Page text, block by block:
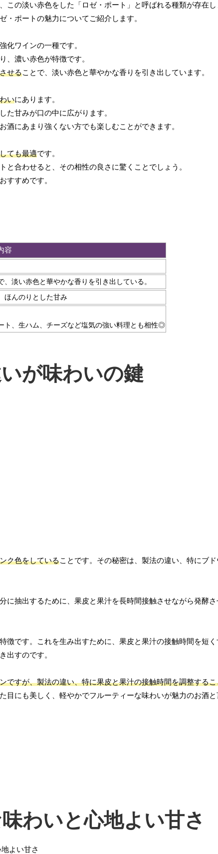
この淡い赤色をした「ロゼ・ポート」と呼ばれる種類が存在
・ポートの魅力についてご紹介します。
化ワインの一種です。
、濃い赤色が特徴です。
せることで、淡い赤色と華やかな香りを引き出しています。
いにあります。
た甘みが口の中に広がります。
にあまり強くない方でも楽しむことができます。
ても最適です。
合わせると、その相性の良さに驚くことでしょう。
すすめです。
容
淡い赤色と華やかな香りを引き出している。
ほんのりとした甘み
ト、生ハム、チーズなど塩気の強い料理とも相性◎
が味わいの鍵
ク色をしていることです。その秘密は、製法の違い、特にブ
に抽出するために、果皮と果汁を長時間接触させながら発酵
徴です。これを生み出すために、果皮と果汁の接触時間を短
出すのです。
ですが、製法の違い、特に果皮と果汁の接触時間を調整する
目にも美しく、軽やかでフルーティーな味わいが魅力のお酒
わいと心地よい甘さ